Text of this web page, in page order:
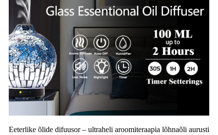
Eeterlike õlide difuusor – ultraheli aroomiteraapia lõhnaõli aurusti